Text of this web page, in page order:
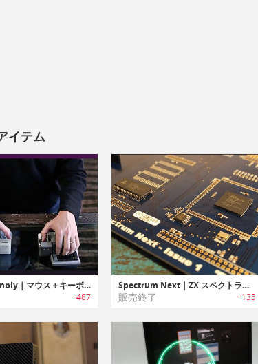
イテム
Kings Assembly｜マウス＋キーボード＋ジョイスティック
+487
Spectrum Next｜ZX スペクトラム互換で新しいレベルのハードウェアを体験を可能にするゲームコンソール「スペクトラムネクスト」
販売終了 +135